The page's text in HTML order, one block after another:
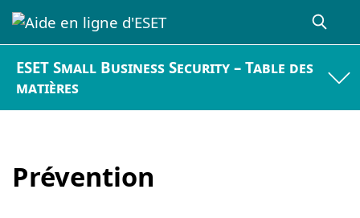
ESET Small Business Security – Table des
matières
Prévention